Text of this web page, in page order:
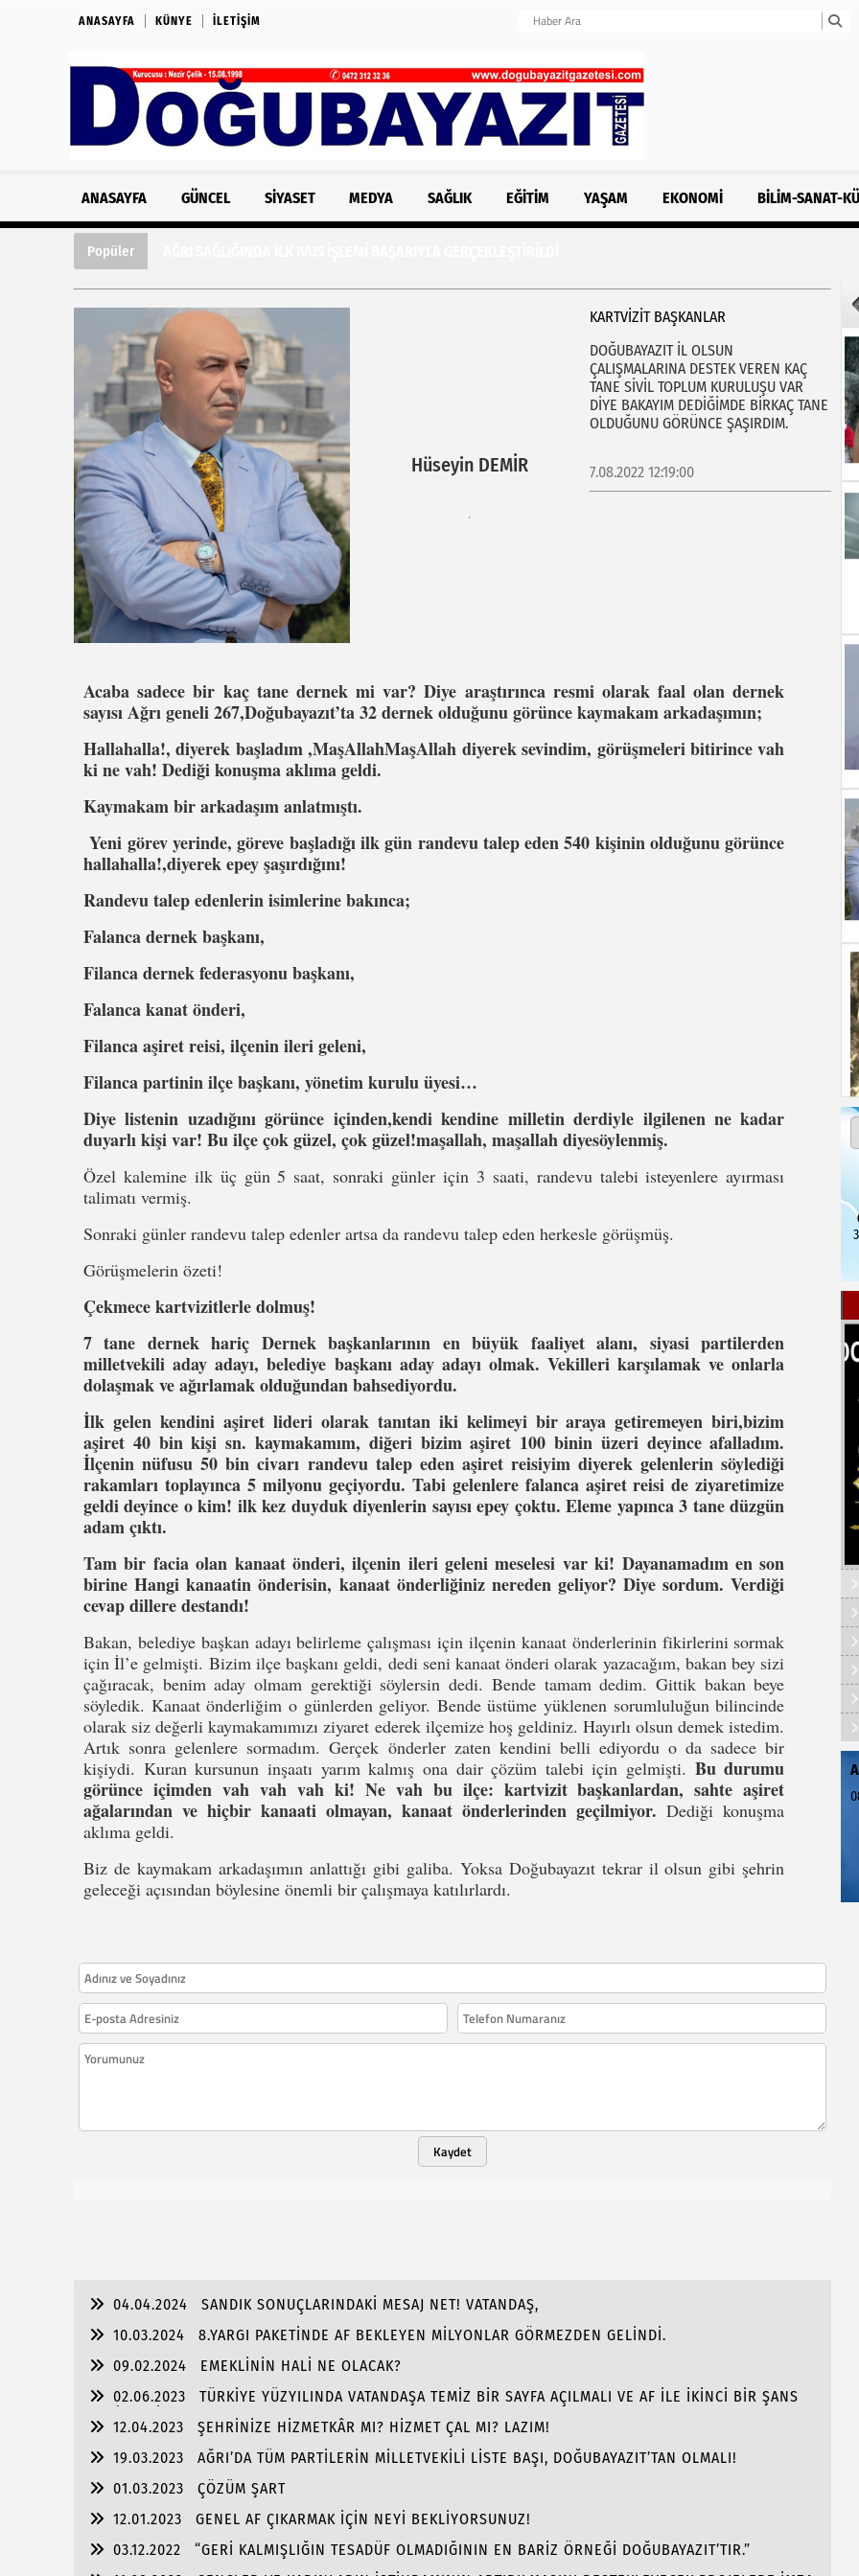
ANASAYFA KÜNYE İLETIŞIM
ANASAYFA GÜNCEL SIYASET MEDYA SAĞLIK EĞITIM YAŞAM EKONOMI BILIM-SANAT-
Popüler
Hüseyin DEMİR
KARTVİZİT BAŞKANLAR
DOĞUBAYAZIT İL OLSUN
ÇALIŞMALARINA DESTEK VEREN KAÇ
TANE SİVİL TOPLUM KURULUŞU VAR
DİYE BAKAYIM DEDİĞİMDE BİRKAÇ TANE
OLDUĞUNU GÖRÜNCE ŞAŞIRDIM.
7.08.2022 12:19:00
Acaba sadece bir kaç tane dernek mi var? Diye araştırınca resmi olarak faal olan dernek
sayısı Ağrı geneli 267,Doğubayazıt’ta 32 dernek olduğunu görünce kaymakam arkadaşımın;
Hallahalla!, diyerek başladım ,MaşAllahMaşAllah diyerek sevindim, görüşmeleri bitirince vah
ki ne vah! Dediği konuşma aklıma geldi.
Kaymakam bir arkadaşım anlatmıştı.
Yeni görev yerinde, göreve başladığı ilk gün randevu talep eden 540 kişinin olduğunu görünce
hallahalla!,diyerek epey şaşırdığını!
Randevu talep edenlerin isimlerine bakınca;
Falanca dernek başkanı,
Filanca dernek federasyonu başkanı,
Falanca kanat önderi,
Filanca aşiret reisi, ilçenin ileri geleni,
Filanca partinin ilçe başkanı, yönetim kurulu üyesi…
Diye listenin uzadığını görünce içinden,kendi kendine milletin derdiyle ilgilenen ne kadar
duyarlı kişi var! Bu ilçe çok güzel, çok güzel!maşallah, maşallah diyesöylenmiş.
Özel kalemine ilk üç gün 5 saat, sonraki günler için 3 saati, randevu talebi isteyenlere ayırması
talimatı vermiş.
Sonraki günler randevu talep edenler artsa da randevu talep eden herkesle görüşmüş.
Görüşmelerin özeti!
Çekmece kartvizitlerle dolmuş!
7 tane dernek hariç Dernek başkanlarının en büyük faaliyet alanı, siyasi partilerden
milletvekili aday adayı, belediye başkanı aday adayı olmak. Vekilleri karşılamak ve onlarla
dolaşmak ve ağırlamak olduğundan bahsediyordu.
İlk gelen kendini aşiret lideri olarak tanıtan iki kelimeyi bir araya getiremeyen biri,bizim
aşiret 40 bin kişi sn. kaymakamım, diğeri bizim aşiret 100 binin üzeri deyince afalladım.
İlçenin nüfusu 50 bin civarı randevu talep eden aşiret reisiyim diyerek gelenlerin söylediği
rakamları toplayınca 5 milyonu geçiyordu. Tabi gelenlere falanca aşiret reisi de ziyaretimize
geldi deyince o kim! ilk kez duyduk diyenlerin sayısı epey çoktu. Eleme yapınca 3 tane düzgün
adam çıktı.
Tam bir facia olan kanaat önderi, ilçenin ileri geleni meselesi var ki! Dayanamadım en son
birine Hangi kanaatin önderisin, kanaat önderliğiniz nereden geliyor? Diye sordum. Verdiği
cevap dillere destandı!
Bakan, belediye başkan adayı belirleme çalışması için ilçenin kanaat önderlerinin fikirlerini sormak
için İl’e gelmişti. Bizim ilçe başkanı geldi, dedi seni kanaat önderi olarak yazacağım, bakan bey sizi
çağıracak, benim aday olmam gerektiği söylersin dedi. Bende tamam dedim. Gittik bakan beye
söyledik. Kanaat önderliğim o günlerden geliyor. Bende üstüme yüklenen sorumluluğun bilincinde
olarak siz değerli kaymakamımızı ziyaret ederek ilçemize hoş geldiniz. Hayırlı olsun demek istedim.
Artık sonra gelenlere sormadım. Gerçek önderler zaten kendini belli ediyordu o da sadece bir
kişiydi. Kuran kursunun inşaatı yarım kalmış ona dair çözüm talebi için gelmişti. Bu durumu
görünce içimden vah vah vah ki! Ne vah bu ilçe: kartvizit başkanlardan, sahte aşiret
ağalarından ve hiçbir kanaati olmayan, kanaat önderlerinden geçilmiyor.Dediği konuşma
aklıma geldi.
Biz de kaymakam arkadaşımın anlattığı gibi galiba. Yoksa Doğubayazıt tekrar il olsun gibi şehrin
geleceği açısından böylesine önemli bir çalışmaya katılırlardı.
Kaydet
04.04.2024
SANDIK SONUÇLARINDAKİ MESAJ NET! VATANDAŞ,
10.03.2024
8.YARGI PAKETİNDE AF BEKLEYEN MİLYONLAR GÖRMEZDEN GELİNDİ.
09.02.2024
EMEKLİNİN HALİ NE OLACAK?
02.06.2023
TÜRKİYE YÜZYILINDA VATANDAŞA TEMİZ BİR SAYFA AÇILMALI VE AF İLE İKİNCİ BİR ŞANS
12.04.2023
ŞEHRİNİZE HİZMETKÂR MI? HİZMET ÇAL MI? LAZIM!
19.03.2023
AĞRI’DA TÜM PARTİLERİN MİLLETVEKİLİ LİSTE BAŞI, DOĞUBAYAZIT’TAN OLMALI!
01.03.2023
ÇÖZÜM ŞART
12.01.2023
GENEL AF ÇIKARMAK İÇİN NEYİ BEKLİYORSUNUZ!
03.12.2022
“GERİ KALMIŞLIĞIN TESADÜF OLMADIĞININ EN BARİZ ÖRNEĞİ DOĞUBAYAZIT’TIR.”